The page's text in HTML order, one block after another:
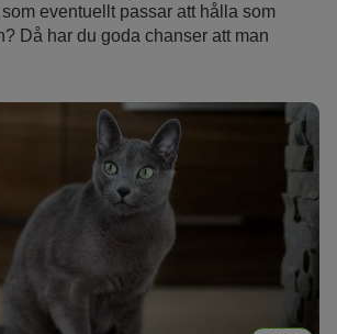
eventuellt passar att hålla som
Då har du goda chanser att man
nästan ingen kattälskare tacka nej till.
sätt verkligen älskvärt! Vad behöver
rasbeskrivning beskriver katten i detalj
hur man skaffar, håller, föder och
hälsa.